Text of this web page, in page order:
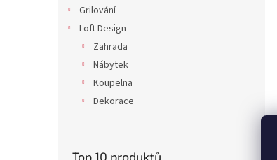
Grilování
Loft Design
Zahrada
Nábytek
Koupelna
Dekorace
Top 10 produktů